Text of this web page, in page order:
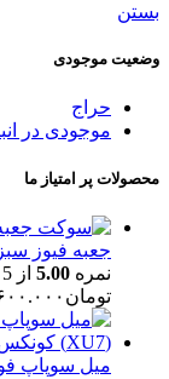
بستن
وضعیت موجودی
حراج
موجودی در
محصولات پر امتیاز ما
جعبه فیوز سبز پژو 206 جهان
نمره 5.00 از 5
تومان